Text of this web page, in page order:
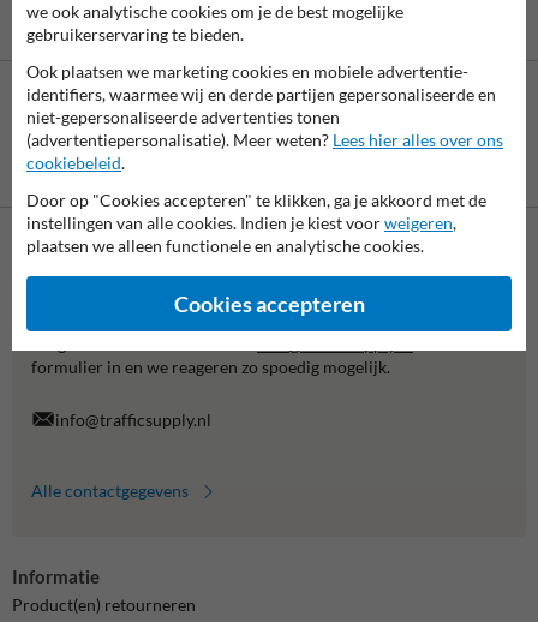
Wij zijn op werkdagen (van 8.00 tot 17.00) te bereiken op 038-
formulier in en we reageren zo spoedig mogelijk.
info@trafficsupply.nl
Alle contactgegevens
Informatie
Product(en) retourneren
we ook analytische cookies om je de best mogelijke
gebruikerservaring te bieden.
Ook plaatsen we marketing cookies en mobiele advertentie-
identifiers, waarmee wij en derde partijen gepersonaliseerde en
niet-gepersonaliseerde advertenties tonen
(advertentiepersonalisatie). Meer weten? Lees hier alles over ons
cookiebeleid.
Door op "Cookies accepteren" te klikken, ga je akkoord met de
instellingen van alle cookies. Indien je kiest voorweigeren,
plaatsen we alleen functionele en analytische cookies.
Cookies accepteren